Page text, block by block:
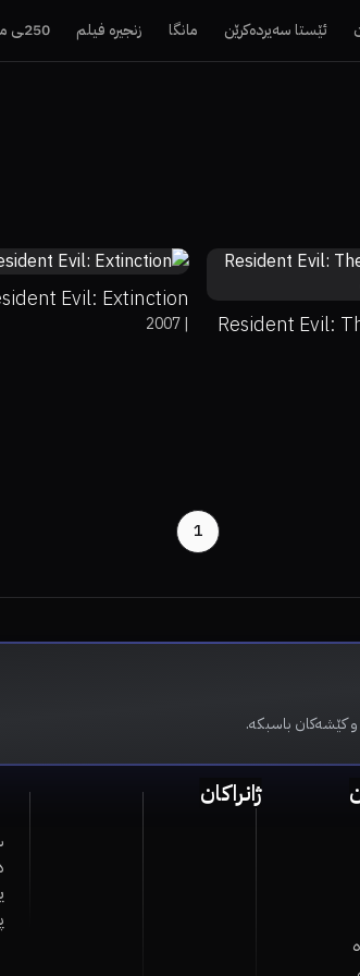
ئێستا سەیردەکرێن مانگا زنجیرە فیلم 250ـی مێژوو
Resident Evil:
Evil: Extinction
|
2007
1
و کێشەکان باسبکە.
ژانراکان